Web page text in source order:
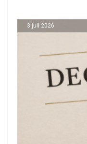
3 juli 2026